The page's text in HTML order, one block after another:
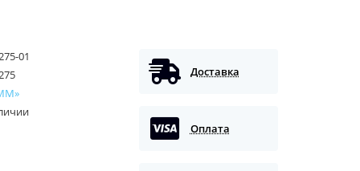
01
Доставка
Оплата